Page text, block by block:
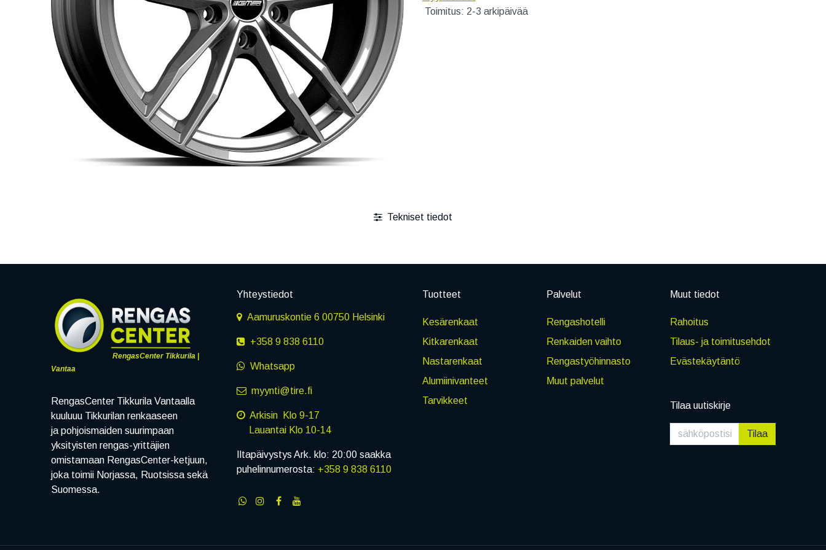
Toimitus: 2-3 arkipäivää
Tekniset tiedot
RengasCenter Tikkurila |
Vantaa
RengasCenter Tikkurila Vantaalla
kuuluuu Tikkurilan renkaaseen
ja pohjoismaiden suurimpaan
yksityisten rengas-yrittäjien
omistamaan RengasCenter-ketjuun,
joka toimii Norjassa, Ruotsissa sekä
Suomessa.
Yhteystiedot
Aamuruskontie 6 00750 Helsinki
+358 9 838 6110
Whatsapp
myynti@tire.fi
Arkisin Klo 9-17
Lauantai Klo 10-14
Iltapäivystys Ark. klo: 20:00 saakka
puhelinnumerosta: +358 9 838 6110
Tuotteet
Kesärenkaat
Kitkarenkaat
Nastarenkaat
Alumiinivanteet
Tarvikkeet
Palvelut
Rengashotelli
Renkaiden vaihto
Rengastyöhinnasto
Muut palvelut
Muut tiedot
Rahoitus
Tilaus- ja toimitusehdot
Evästekäytäntö
Tilaa uutiskirje
Tilaa